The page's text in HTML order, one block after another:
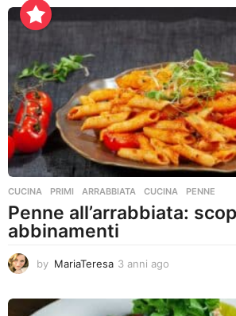
CUCINA ,PRIMI ARRABBIATA ,CUCINA ,PENNE
Penne all’arrabbiata:
abbinamenti
by MariaTeresa 3 anni ago
n